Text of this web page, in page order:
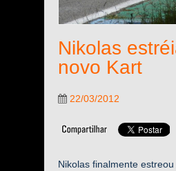
Nikolas
novo Kart
22/03/2012
Nikolas finalmente